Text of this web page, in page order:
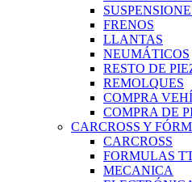
FRENOS
LLANTAS
NEUMÁTICOS
RESTO DE
REMOLQUES
COMPRA
COMPRA DE
CARCROSS Y
CARCROSS
FORMULAS
MECANICA